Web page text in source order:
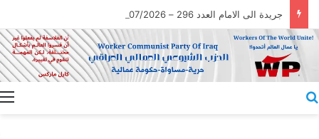
جريدة الى الامام العدد 296 – 28/07/2026